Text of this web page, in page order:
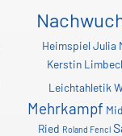
Heimspiel Julia
Kerstin
Leichtahletik
Mehrkampf
Ried Roland Fencl